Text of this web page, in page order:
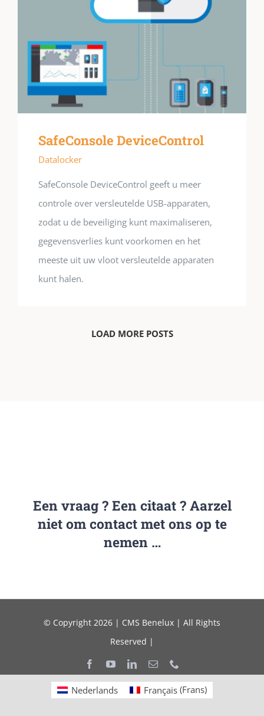
SafeConsole DeviceControl
Datalocker
SafeConsole DeviceControl geeft u meer
controle over versleutelde USB-apparaten,
zodat u de beveiliging kunt maximaliseren,
gegevensverlies kunt voorkomen en het
meeste uit uw vloot versleutelde apparaten
kunt halen.
LOAD MORE POSTS
Een vraag ? Een citaat ? Aarzel
niet om contact met ons op te
nemen …
© Copyright 2026 | CMS Benelux | All Rights
Reserved |
Nederlands Français (Frans)